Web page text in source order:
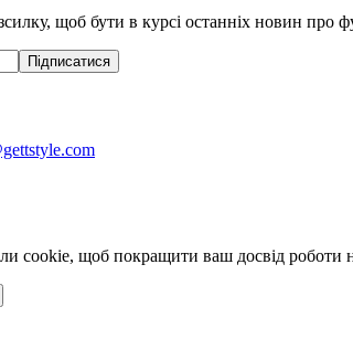
щоб бути в курсі останніх новин про
Підписатися
cookie, щоб покращити ваш досвід роботи